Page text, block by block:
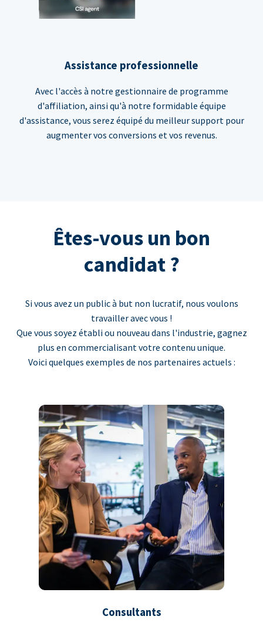
Assistance professionnelle
Avec l'accès à notre gestionnaire de programme
d'affiliation, ainsi qu'à notre formidable équipe
d'assistance, vous serez équipé du meilleur support pour
augmenter vos conversions et vos revenus.
Êtes-vous un bon
candidat ?
Si vous avez un public à but non lucratif, nous voulons
travailler avec vous !
Que vous soyez établi ou nouveau dans l'industrie, gagnez
plus en commercialisant votre contenu unique.
Voici quelques exemples de nos partenaires actuels :
Consultants